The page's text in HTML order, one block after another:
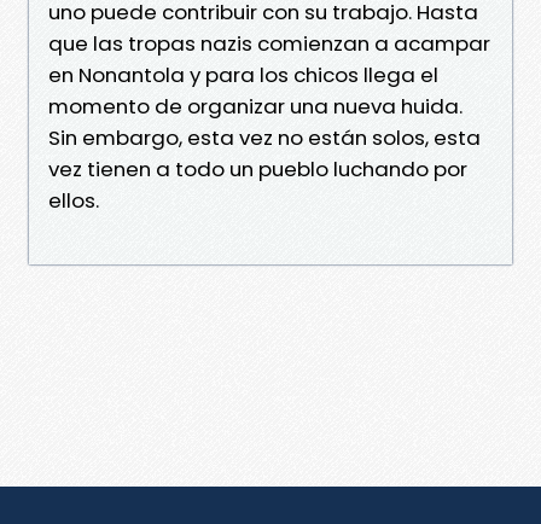
uno puede contribuir con su trabajo. Hasta
que las tropas nazis comienzan a acampar
en Nonantola y para los chicos llega el
momento de organizar una nueva huida.
Sin embargo, esta vez no están solos, esta
vez tienen a todo un pueblo luchando por
ellos.